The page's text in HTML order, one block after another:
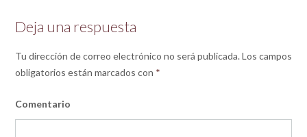
Deja una respuesta
Tu dirección de correo electrónico no será publicada. Los campos
obligatorios están marcados con *
Comentario